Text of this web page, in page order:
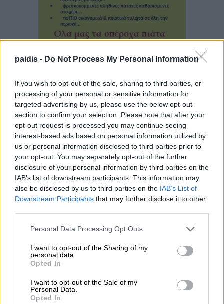
paidis - Do Not Process My Personal Information
If you wish to opt-out of the sale, sharing to third parties, or
processing of your personal or sensitive information for
targeted advertising by us, please use the below opt-out
section to confirm your selection. Please note that after your
opt-out request is processed you may continue seeing
interest-based ads based on personal information utilized by
us or personal information disclosed to third parties prior to
your opt-out. You may separately opt-out of the further
disclosure of your personal information by third parties on the
IAB’s list of downstream participants. This information may
also be disclosed by us to third parties on the IAB’s List of
Downstream Participants that may further disclose it to other
Personal Data Processing Opt Outs
I want to opt-out of the Sharing of my
personal data.
Opted In
I want to opt-out of the Sale of my
Personal Data.
Opted In
▌ΤΕΛΕΥΤΑΙΑ ΝΕΑ